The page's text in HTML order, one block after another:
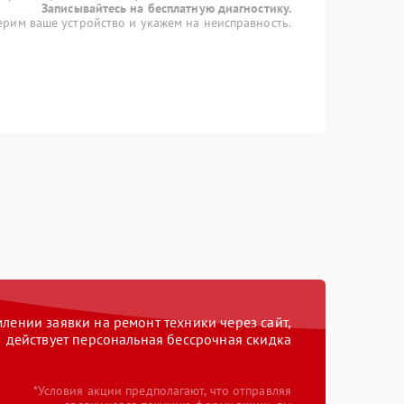
Записывайтесь на бесплатную диагностику.
ваше устройство и укажем на неисправность.
заявки на ремонт техники через сайт,
действует персональная бессрочная скидка
*Условия акции предполагают, что отправляя